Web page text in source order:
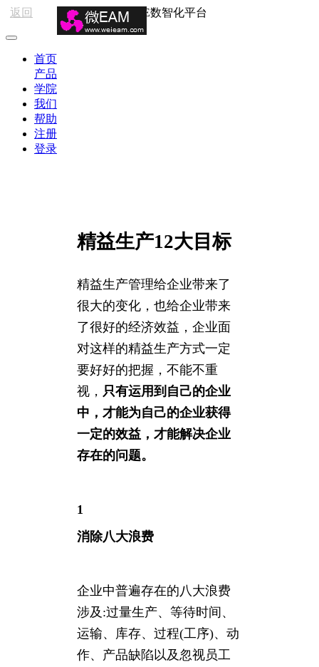
返回 HSE数智化平台
首页
产品
学院
我们
帮助
注册
登录
精益生产12大目标
精益生产管理给企业带来了
很大的变化，也给企业带来
了很好的经济效益，企业面
对这样的精益生产方式一定
要好好的把握，不能不重
视， 只有运用到自己的企业
中，才能为自己的企业获得
一定的效益，才能解决企业
存在的问题。
1
消除八大浪费
企业中普遍存在的八大浪费
涉及:过量生产、等待时间、
运输、库存、过程(工序)、动
作、产品缺陷以及忽视员工